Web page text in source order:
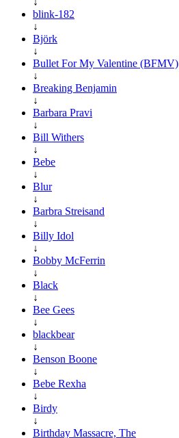
blink-182
↓
Björk
↓
Bullet For My Valentine (BFMV)
↓
Breaking Benjamin
↓
Barbara Pravi
↓
Bill Withers
↓
Bebe
↓
Blur
↓
Barbra Streisand
↓
Billy Idol
↓
Bobby McFerrin
↓
Black
↓
Bee Gees
↓
blackbear
↓
Benson Boone
↓
Bebe Rexha
↓
Birdy
↓
Birthday Massacre, The